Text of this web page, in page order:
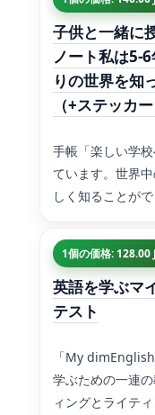
子供と一緒に
ノート私は5-
りの世界を知
（+ステッカ
手帳「楽しい学
ています。世界
しく知ることがで
1個の価格: 128.00
英語を学ぶマ
テスト
「My
学ぶための一連
ィングとライテ